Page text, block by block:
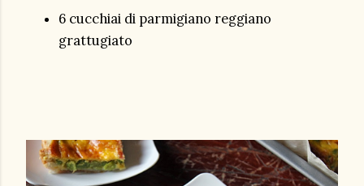
6 cucchiai di parmigiano reggiano
grattugiato